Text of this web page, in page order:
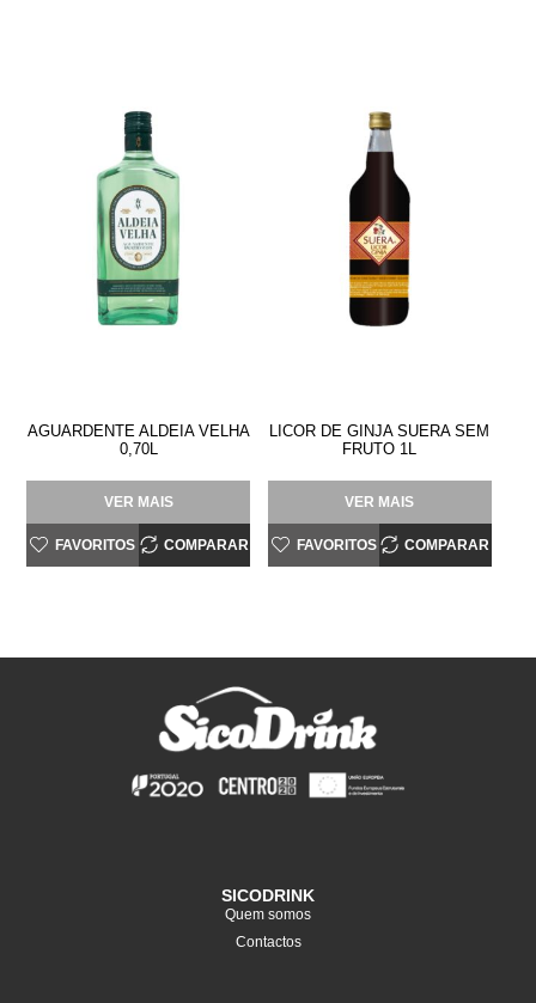
AGUARDENTE ALDEIA VELHA
0,70L
VER MAIS
FAVORITOS COMPARAR
LICOR DE GINJA SUERA SEM
FRUTO 1L
VER MAIS
FAVORITOS COMPARAR
SICODRINK
Quem somos
Contactos